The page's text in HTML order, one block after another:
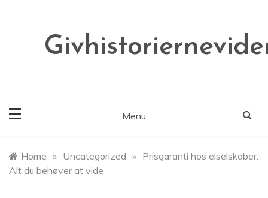
Menu
Home » Uncategorized » Prisgaranti hos elselskaber:
Alt du behøver at vide